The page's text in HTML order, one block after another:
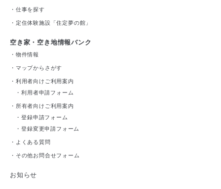
・ 仕事を探す
・ 定住体験施設「住定夢の館」
空き家・空き地情報バンク
・ 物件情報
・ マップからさがす
・ 利用者向けご利用案内
・利用者申請フォーム
・ 所有者向けご利用案内
・登録申請フォーム
・登録変更申請フォーム
・ よくある質問
・ その他お問合せフォーム
お知らせ